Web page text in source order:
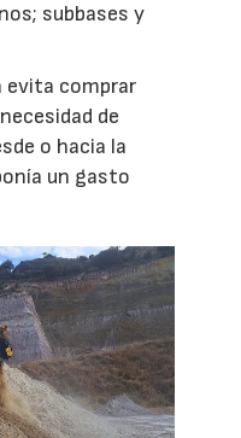
subbases y
evita comprar
de
o hacia la
un gasto